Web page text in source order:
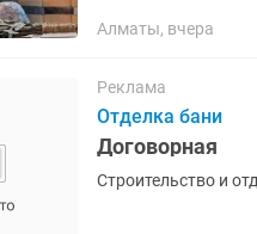
Алматы, вчера
Реклама
Отделка бани
Договорная
Строительство и